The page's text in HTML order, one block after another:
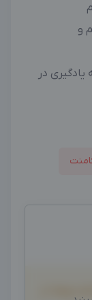
و
یادگیری در
وجه، از